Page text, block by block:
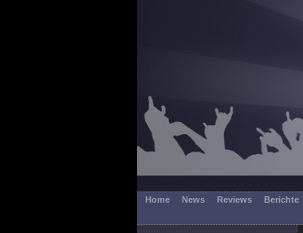
Home News Reviews Berichte